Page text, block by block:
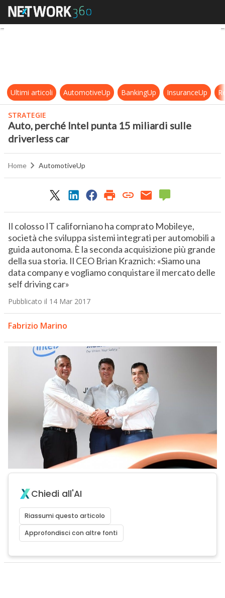
Auto, perché Intel punta 15
Ultimi articoli AutomotiveUp BankingUp InsuranceUp
STRATEGIE
Auto, perché Intel punta 15 miliardi sulle
driverless car
Home AutomotiveUp
Il colosso IT californiano ha comprato Mobileye,
società che sviluppa sistemi integrati per automobili a
guida autonoma. È la seconda acquisizione più grande
della sua storia. Il CEO Brian Kraznich: «Siamo una
data company e vogliamo conquistare il mercato delle
self driving car»
Pubblicato il 14 Mar 2017
Fabrizio Marino
Chiedi all'AI
Riassumi questo articolo
Approfondisci con altre fonti